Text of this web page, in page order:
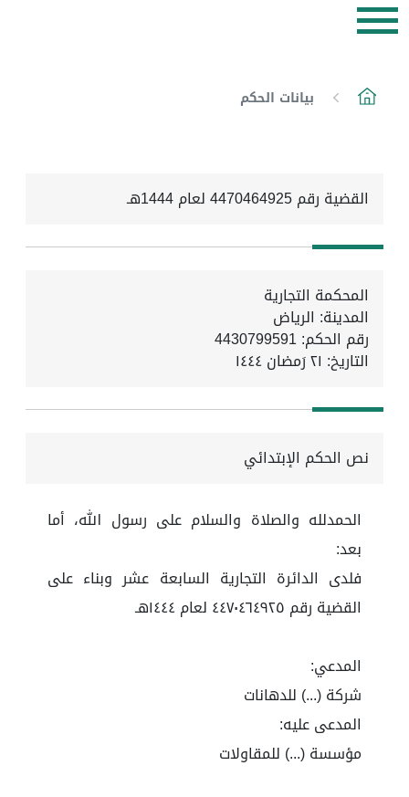
بيانات الحكم
القضية رقم 4470464925 لعام 1444هـ
المحكمة التجارية
المدينة: الرياض
رقم الحكم: 4430799591
التاريخ: ٢١ رَمضان ١٤٤٤
نص الحكم الإبتدائي
الحمدلله والصلاة والسلام على رسول الله، أما
بعد:
فلدى الدائرة التجارية السابعة عشر وبناء على
القضية رقم ٤٤٧٠٤٦٤٩٢٥ لعام ١٤٤٤هـ
المدعي:
شركة (...) للدهانات
المدعى عليه:
مؤسسة (...) للمقاولات